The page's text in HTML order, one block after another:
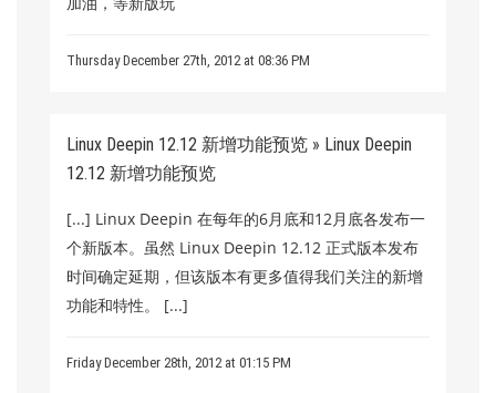
Thursday December 27th, 2012 at 08:36 PM
Linux Deepin 12.12 新增功能预览 » Linux Deepin
12.12 新增功能预览
[...] Linux Deepin 在每年的6月底和12月底各发布一
个新版本。虽然 Linux Deepin 12.12 正式版本发布
时间确定延期，但该版本有更多值得我们关注的新增
功能和特性。 [...]
Friday December 28th, 2012 at 01:15 PM